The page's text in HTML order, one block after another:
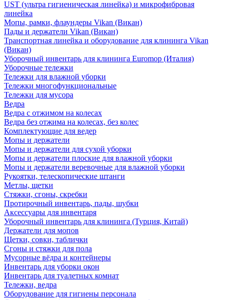
UST (ультра гигиеническая линейка) и микрофибровая
линейка
Мопы, рамки, флаундеры Vikan (Викан)
Пады и держатели Vikan (Викан)
Транспортная линейка и оборудование для клининга Vikan
(Викан)
Уборочный инвентарь для клининга Euromop (Италия)
Уборочные тележки
Тележки для влажной уборки
Тележки многофункциональные
Тележки для мусора
Ведра
Ведра с отжимом на колесах
Ведра без отжима на колесах, без колес
Комплектующие для ведер
Мопы и держатели
Мопы и держатели для сухой уборки
Мопы и держатели плоские для влажной уборки
Мопы и держатели веревочные для влажной уборки
Рукоятки, телескопические штанги
Метлы, щетки
Стяжки, сгоны, скребки
Протирочный инвентарь, пады, шубки
Аксессуары для инвентаря
Уборочный инвентарь для клининга (Турция, Китай)
Держатели для мопов
Щетки, совки, таблички
Сгоны и стяжки для пола
Мусорные вёдра и контейнеры
Инвентарь для уборки окон
Инвентарь для туалетных комнат
Тележки, ведра
Оборудование для гигиены персонала